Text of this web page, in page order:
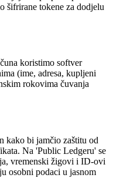
šifrirane tokene za dodjelu
koristimo softver
(ime, adresa, kupljeni
rokovima čuvanja
kako bi jamčio zaštitu od
Na 'Public Ledgeru' se
vremenski žigovi i ID-ovi
osobni podaci u jasnom